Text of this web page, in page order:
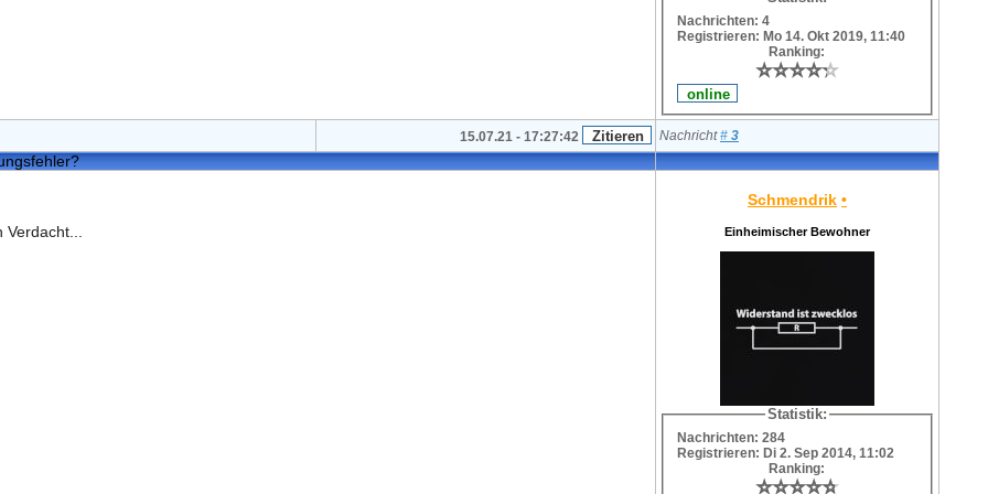
Nachrichten: 4
Registrieren: Mo 14. Okt 2019, 11:40
Ranking:
⭐⭐⭐⭐⭐
⭐⭐⭐⭐⭐
15.07.21 - 17:27:42 Nachricht# 3
Verdacht...
Schmendrik •
Einheimischer Bewohner
Statistik:
Nachrichten: 284
Registrieren: Di 2. Sep 2014, 11:02
Ranking:
⭐⭐⭐⭐⭐
⭐⭐⭐⭐⭐